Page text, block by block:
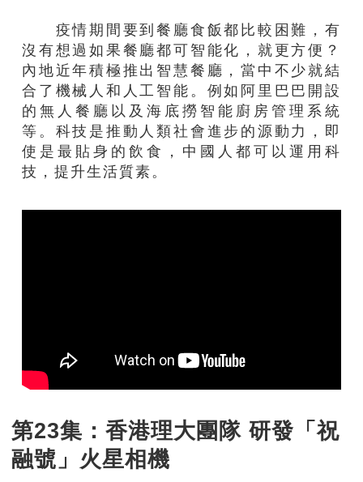
疫情期間要到餐廳食飯都比較困難，有
沒有想過如果餐廳都可智能化，就更方便？
內地近年積極推出智慧餐廳，當中不少就結
合了機械人和人工智能。例如阿里巴巴開設
的無人餐廳以及海底撈智能廚房管理系統
等。科技是推動人類社會進步的源動力，即
使是最貼身的飲食，中國人都可以運用科
技，提升生活質素。
第23集：香港理大團隊 研發「祝
融號」火星相機